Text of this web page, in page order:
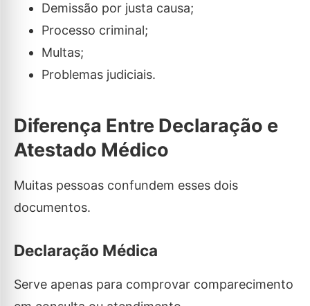
Demissão por justa causa;
Processo criminal;
Multas;
Problemas judiciais.
Diferença Entre Declaração e
Atestado Médico
Muitas pessoas confundem esses dois
documentos.
Declaração Médica
Serve apenas para comprovar comparecimento